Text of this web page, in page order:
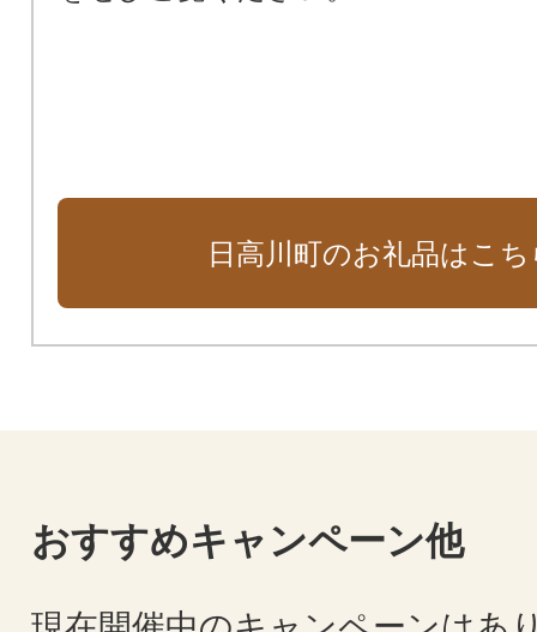
日高川町のお礼品はこち
おすすめキャンペーン他